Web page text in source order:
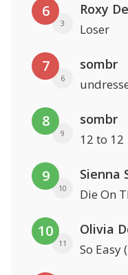
6
3
Roxy
Loser
7
6
sombr
8
9
sombr
12 to 12
9
10
Sienna
Die On
10
11
Olivia
So Easy